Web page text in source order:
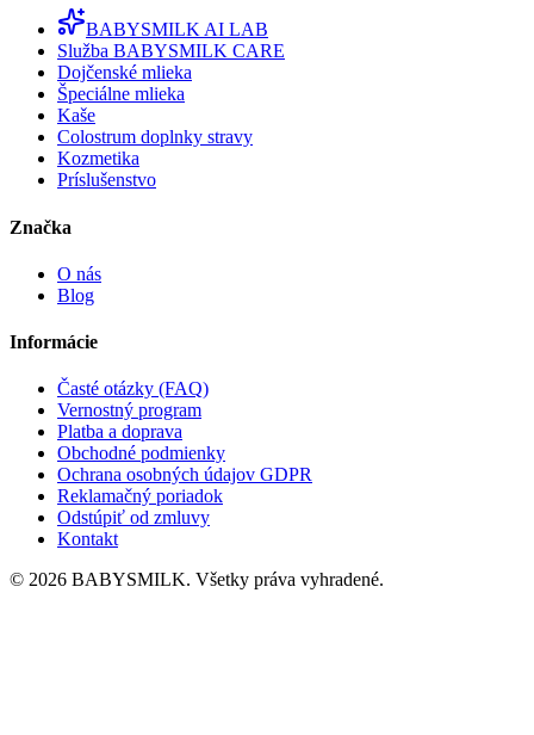
BABYSMILK AI LAB
Služba BABYSMILK CARE
Dojčenské mlieka
Špeciálne mlieka
Kaše
Colostrum doplnky stravy
Kozmetika
Príslušenstvo
Značka
O nás
Blog
Informácie
Časté otázky (FAQ)
Vernostný program
Platba a doprava
Obchodné podmienky
Ochrana osobných údajov GDPR
Reklamačný poriadok
Odstúpiť od zmluvy
Kontakt
© 2026 BABYSMILK. Všetky práva vyhradené.